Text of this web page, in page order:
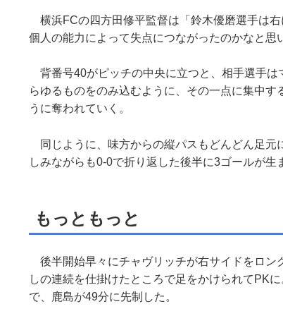
横浜FCの四方田修平監督は「鈴木優磨選手は
個人の能力によって失点につながったのかなと
背番号40がピッチの中央に立つと、相手選手
らゆるものをのみ込むように、その一点に集中
うに奪われていく。
同じように、味方からの縦パスもどんどん足元
しみながらも0-0で折り返した後半に3ゴールが
もっともっと
後半開始早々にチャヴリッチが右サイドをロン
しの連続を仕掛けたところで足をかけられてPK
で、鹿島が49分に先制した。